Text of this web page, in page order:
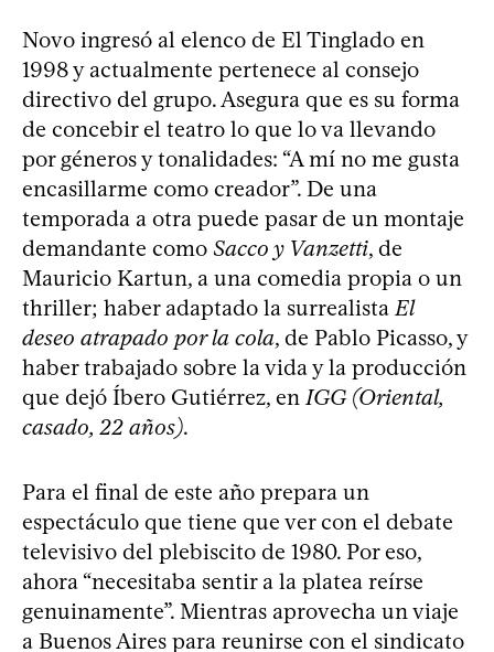
Novo ingresó al elenco de El Tinglado en
1998 y actualmente pertenece al consejo
directivo del grupo. Asegura que es su forma
de concebir el teatro lo que lo va llevando
por géneros y tonalidades: “A mí no me gusta
encasillarme como creador”. De una
temporada a otra puede pasar de un montaje
demandante como Sacco y Vanzetti, de
Mauricio Kartun, a una comedia propia o un
thriller; haber adaptado la surrealistaEl
deseo atrapado por la cola, de Pablo Picasso, y
haber trabajado sobre la vida y la producción
que dejó Íbero Gutiérrez, enIGG (Oriental,
casado, 22 años).
Para el final de este año prepara un
espectáculo que tiene que ver con el debate
televisivo del plebiscito de 1980. Por eso,
ahora “necesitaba sentir a la platea reírse
genuinamente”. Mientras aprovecha un viaje
a Buenos Aires para reunirse con el sindicato